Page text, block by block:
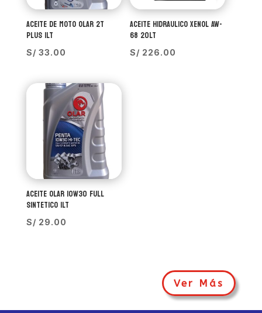
ACEITE DE MOTO OLAR 2T
PLUS 1LT
S/ 33.00
ACEITE HIDRAULICO XENOL AW-
68 20LT
S/ 226.00
ACEITE OLAR 10W30 FULL
SINTETICO 1LT
S/ 29.00
Ver Más